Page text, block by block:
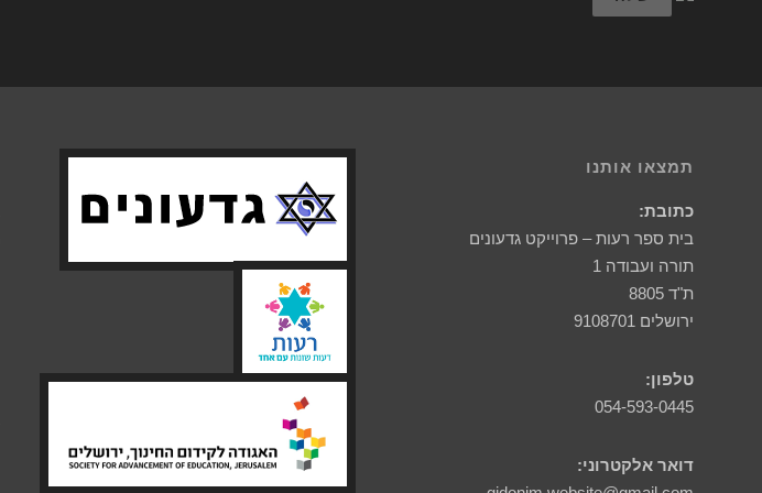
תמצאו אותנו
כתובת:
בית ספר רעות – פרוייקט גדעונים
תורה ועבודה 1
ת"ד 8805
ירושלים 9108701
טלפון:
054-593-0445
דואר אלקטרוני: